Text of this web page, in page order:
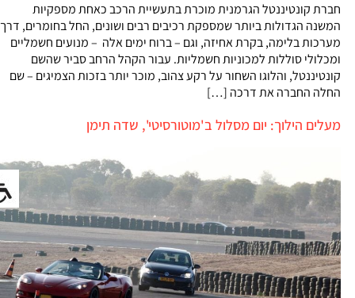
חברת קונטיננטל הגרמנית מוכרת בתעשיית הרכב כאחת מספקיות
המשנה הגדולות ביותר שמספקת רכיבים רבים ושונים, החל בחומרים, דרך
מערכות בלימה, בקרת אחיזה, וגם – ברוח ימים אלה – מנועים חשמליים
ומכלולי סוללות למכוניות חשמליות. עבור הקהל הרחב סביר שהשם
קונטיננטל, והלוגו השחור על רקע צהוב, מוכר יותר בזכות הצמיגים – שם
החלה החברה את דרכה […]
מעלים הילוך: יום מסלול ב'מוטורסיטי', שדה תימן